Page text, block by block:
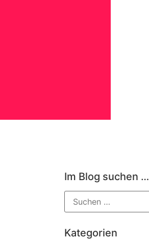
Im Blog suchen …
Kategorien